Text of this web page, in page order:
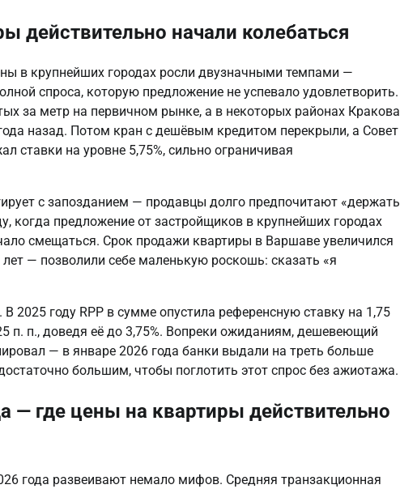
действительно начали колебаться
в крупнейших городах росли двузначными темпами —
спроса, которую предложение не успевало удовлетворить.
за метр на первичном рынке, а в некоторых районах Кракова
назад. Потом кран с дешёвым кредитом перекрыли, а Совет
ставки на уровне 5,75%, сильно ограничивая
с запозданием — продавцы долго предпочитают «держать
когда предложение от застройщиков в крупнейших городах
смещаться. Срок продажи квартиры в Варшаве увеличился
— позволили себе маленькую роскошь: сказать «я
году RPP в сумме опустила референсную ставку на 1,75
п. п., доведя её до 3,75%. Вопреки ожиданиям, дешевеющий
— в январе 2026 года банки выдали на треть больше
большим, чтобы поглотить этот спрос без ажиотажа.
— где цены на квартиры действительно
года развеивают немало мифов. Средняя транзакционная